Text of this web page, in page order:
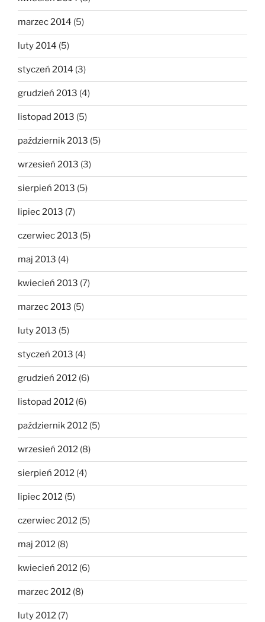
marzec 2014 (5)
luty 2014 (5)
styczeń 2014 (3)
grudzień 2013 (4)
listopad 2013 (5)
październik 2013 (5)
wrzesień 2013 (3)
sierpień 2013 (5)
lipiec 2013 (7)
czerwiec 2013 (5)
maj 2013 (4)
kwiecień 2013 (7)
marzec 2013 (5)
luty 2013 (5)
styczeń 2013 (4)
grudzień 2012 (6)
listopad 2012 (6)
październik 2012 (5)
wrzesień 2012 (8)
sierpień 2012 (4)
lipiec 2012 (5)
czerwiec 2012 (5)
maj 2012 (8)
kwiecień 2012 (6)
marzec 2012 (8)
luty 2012 (7)